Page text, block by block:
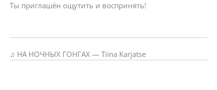
Ты приглашён ощутить и воспринять!
♫ НА НОЧНЫХ ГОНГАХ — Tiina Karjatse